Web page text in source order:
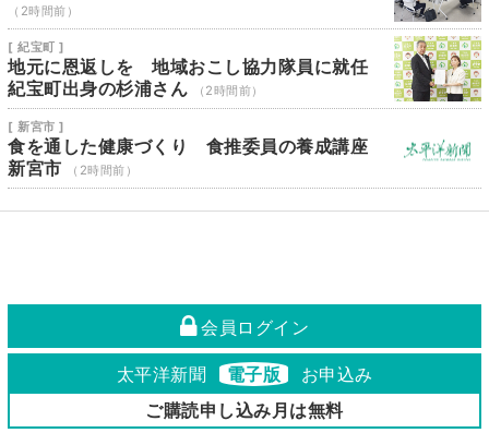
（2時間前）
[ 紀宝町 ]
地元に恩返しを 地域おこし協力隊員に就任
紀宝町出身の杉浦さん
（2時間前）
[ 新宮市 ]
食を通した健康づくり 食推委員の養成講座
新宮市
（2時間前）
会員ログイン
太平洋新聞 電子版
お申込み
ご購読申し込み月は無料